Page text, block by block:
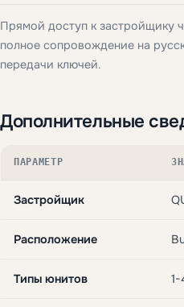
Прямой доступ к застройщику
полное сопровождение на
передачи ключей.
Дополнительные
ПАРАМЕТР
Застройщик
Расположение
Типы юнитов 1-